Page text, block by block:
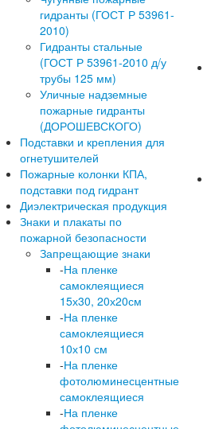
гидранты (ГОСТ Р 53961-
2010)
Гидранты стальные
(ГОСТ Р 53961-2010 д/у
трубы 125 мм)
Уличные надземные
пожарные гидранты
(ДОРОШЕВСКОГО)
Подставки и крепления для
огнетушителей
Пожарные колонки КПА,
подставки под гидрант
Диэлектрическая продукция
Знаки и плакаты по
пожарной безопасности
Запрещающие знаки
-На пленке
самоклеящиеся
15х30, 20х20см
-На пленке
самоклеящиеся
10х10 см
-На пленке
фотолюминесцентные
самоклеящиеся
-На пленке